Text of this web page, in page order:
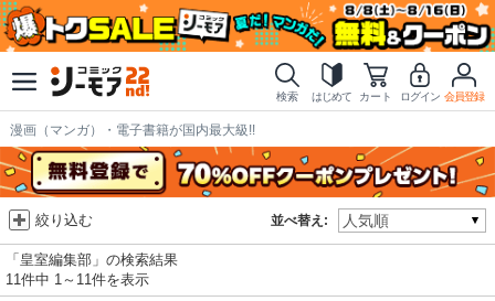
検索 はじめて カート ログイン 会員登録
漫画（マンガ）・電子書籍が国内最大級!!
並べ替え:
絞り込む
「皇室編集部」の検索結果
11件中 1～11件を表示